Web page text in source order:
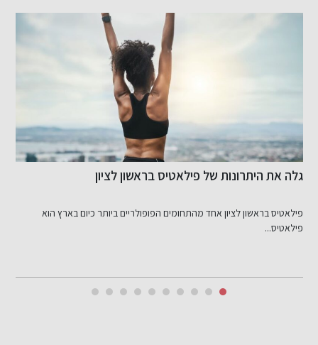
גלה את היתרונות של פילאטיס בראשון לציון
פילאטיס בראשון לציון אחד מהתחומים הפופולריים ביותר כיום בארץ הוא
פילאטיס...